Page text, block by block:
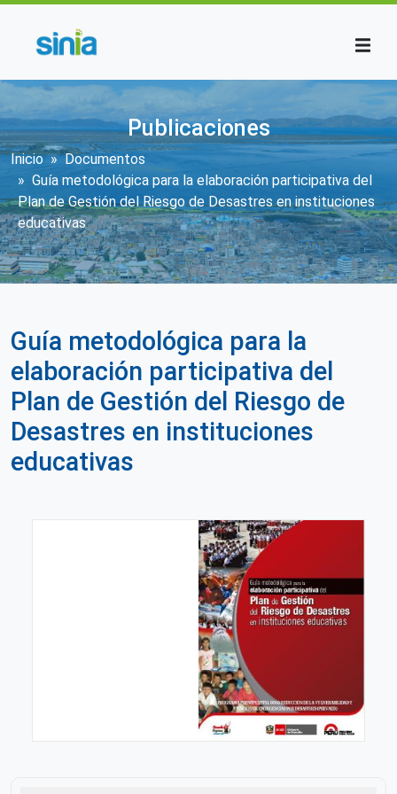
Publicaciones
Sobrescribir enlaces de ayuda a la
Inicio
Documentos
Guía metodológica para la elaboración participativa del
Plan de Gestión del Riesgo de Desastres en instituciones
educativas
Guía metodológica para la
elaboración participativa del
Plan de Gestión del Riesgo de
Desastres en instituciones
educativas